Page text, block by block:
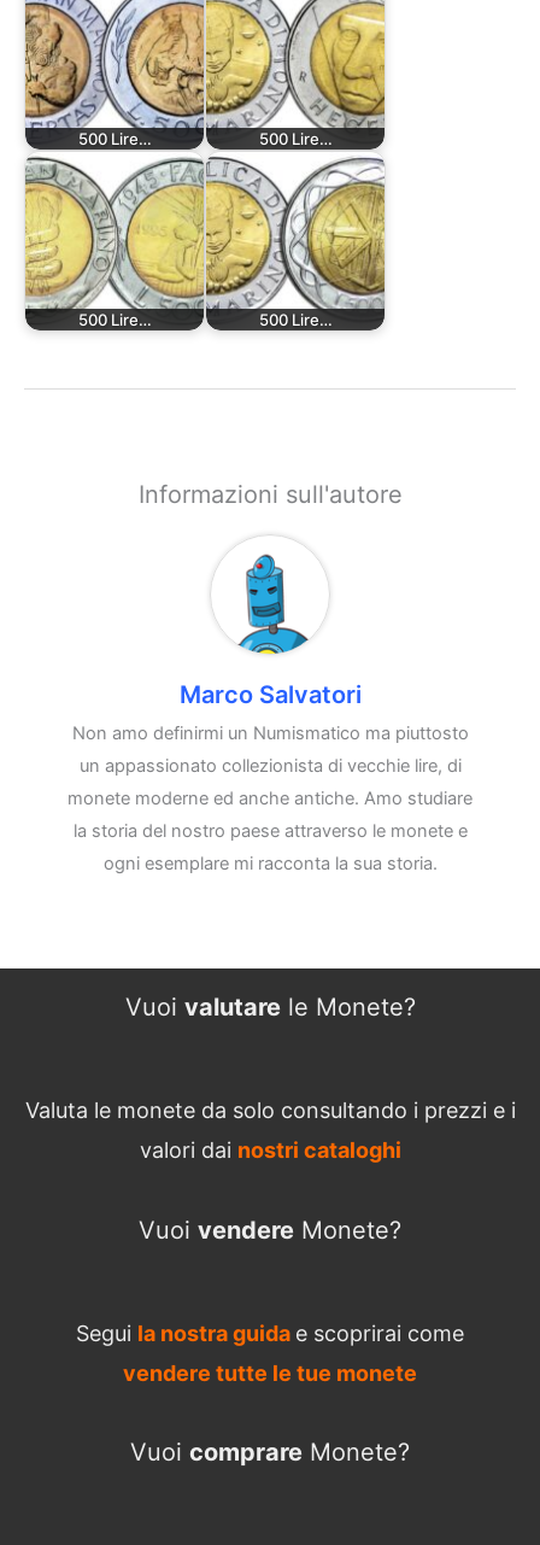
500 Lire… 500 Lire…
500 Lire… 500 Lire…
Informazioni sull'autore
Marco Salvatori
Non amo definirmi un Numismatico ma piuttosto
un appassionato collezionista di vecchie lire, di
monete moderne ed anche antiche. Amo studiare
la storia del nostro paese attraverso le monete e
ogni esemplare mi racconta la sua storia.
Vuoi valutarele Monete?
Valuta le monete da solo consultando i prezzi e i
valori dai nostri cataloghi
Vuoi vendere Monete?
Segui la nostra guida e scoprirai come
vendere tutte le tue monete
Vuoi comprare Monete?